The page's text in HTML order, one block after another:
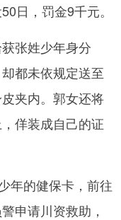
日，罚金9千元。
张姓少年身分
都未依规定送至
夹内。郭女还将
佯装成自己的证
年的健保卡，前往
申请川资救助，